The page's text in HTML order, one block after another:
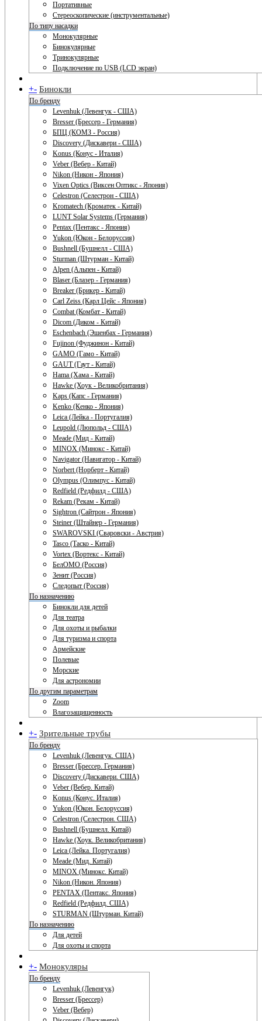
Портативные
Стереоскопические (инструментальные)
По типу насадки
Монокулярные
Бинокулярные
Тринокулярные
Подключение по USB (LCD экран)
+- Бинокли
По бренду
Levenhuk (Левенгук - США)
Bresser (Брессер - Германия)
БПЦ (КОМЗ - Россия)
Discovery (Дискавери - США)
Konus (Конус - Италия)
Veber (Вебер - Китай)
Nikon (Никон - Япония)
Vixen Optics (Виксен Оптикс - Япония)
Celestron (Селестрон - США)
Kromatech (Кроматек - Китай)
LUNT Solar Systems (Германия)
Pentax (Пентакс - Япония)
Yukon (Юкон - Белоруссия)
Bushnell (Бушнелл - США)
Sturman (Штурман - Китай)
Alpen (Альпен - Китай)
Blaser (Блазер - Германия)
Breaker (Брикер - Китай)
Carl Zeiss (Карл Цейс - Япония)
Combat (Комбат - Китай)
Dicom (Диком - Китай)
Eschenbach (Эшенбах - Германия)
Fujinon (Фуджинон - Китай)
GAMO (Гамо - Китай)
GAUT (Гаут - Китай)
Hama (Хама - Китай)
Hawke (Хоук - Великобритания)
Kaps (Капс - Германия)
Kenko (Кенко - Япония)
Leica (Лейка - Португалия)
Leupold (Люпольд - США)
Meade (Мид - Китай)
MINOX (Минокс - Китай)
Navigator (Навигатор - Китай)
Norbert (Норберт - Китай)
Olympus (Олимпус - Китай)
Redfield (Редфилд - США)
Rekam (Рекам - Китай)
Sightron (Сайтрон - Япония)
Steiner (Штайнер - Германия)
SWAROVSKI (Сваровски - Австрия)
Tasco (Таско - Китай)
Vortex (Вортекс - Китай)
БелОМО (Россия)
Зенит (Россия)
Следопыт (Россия)
По назначению
Бинокли для детей
Для театра
Для охоты и рыбалки
Для туризма и спорта
Армейские
Полевые
Морские
Для астрономии
По другим параметрам
Zoom
Влагозащищенность
+- Зрительные трубы
По бренду
Levenhuk (Левенгук. США)
Bresser (Брессер. Германия)
Discovery (Дискавери. США)
Veber (Вебер. Китай)
Konus (Конус. Италия)
Yukon (Юкон. Белоруссия)
Celestron (Селестрон. США)
Bushnell (Бушнелл. Китай)
Hawke (Хоук. Великобритания)
Leica (Лейка. Португалия)
Meade (Мид. Китай)
MINOX (Минокс. Китай)
Nikon (Никон. Япония)
PENTAX (Пентакс. Япония)
Redfield (Редфилд. США)
STURMAN (Штурман. Китай)
По назначению
Для детей
Для охоты и спорта
+- Монокуляры
По бренду
Levenhuk (Левенгук)
Bresser (Брессер)
Veber (Вебер)